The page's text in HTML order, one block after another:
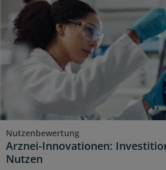
Nutzenbewertung
Arznei-Innovationen:
Nutzen